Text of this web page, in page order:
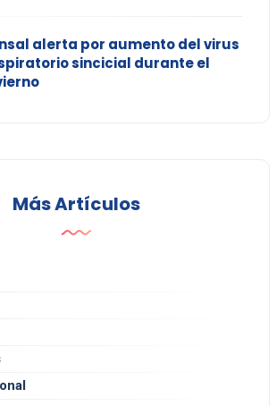
alerta por aumento del virus
sincicial durante el
Más Artículos